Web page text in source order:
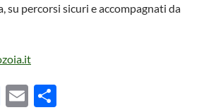
su percorsi sicuri e accompagnati da
M E